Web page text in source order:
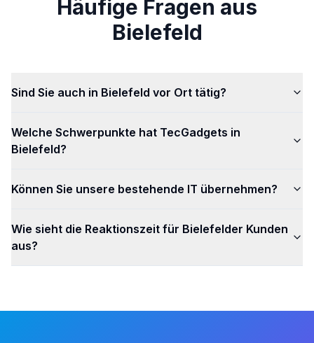
Häufige Fragen aus
Bielefeld
Sind Sie auch in Bielefeld vor Ort tätig?
Welche Schwerpunkte hat TecGadgets in
Bielefeld?
Können Sie unsere bestehende IT übernehmen?
Wie sieht die Reaktionszeit für Bielefelder Kunden
aus?